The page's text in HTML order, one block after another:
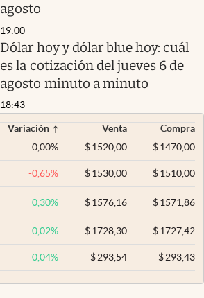
agosto
19:00
Dólar hoy y dólar blue hoy: cuál
es la cotización del jueves 6 de
agosto minuto a minuto
18:43
Variación Venta
Compra
0,00% $ 1520,00 $1470,00
-0,65% $ 1530,00 $1510,00
0,30% $ 1576,16 $1571,86
0,02% $ 1728,30 $1727,42
0,04% $ 293,54 $293,43